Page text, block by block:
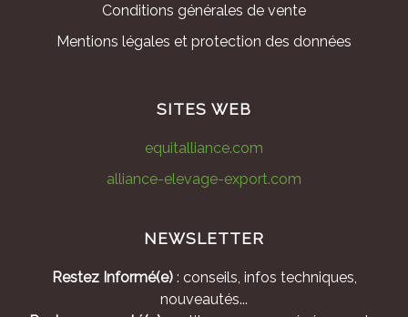
Conditions générales de vente
Mentions légales et protection des données
SITES WEB
equitalliance.com
alliance-elevage-export.com
NEWSLETTER
Restez Informé(e): conseils, infos techniques,
nouveautés...